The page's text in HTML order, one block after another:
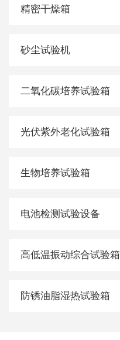
精密干燥箱
砂尘试验机
二氧化碳培养试验箱
光伏紫外老化试验箱
生物培养试验箱
电池检测试验设备
高低温振动综合试验箱
防锈油脂湿热试验箱